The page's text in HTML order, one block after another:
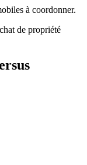
à coordonner.
de propriété